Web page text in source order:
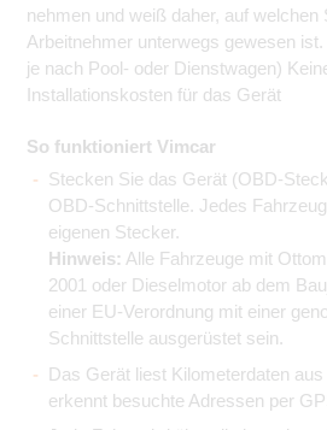
nehmen und weiß daher, auf welchen
Arbeitnehmer unterwegs gewesen
je nach Pool- oder Dienstwagen)
Installationskosten für das Gerät
So funktioniert Vimcar
Stecken Sie das Gerät (OBD-
OBD-Schnittstelle. Jedes
eigenen Stecker.
Hinweis: Alle Fahrzeuge mit
2001 oder Dieselmotor ab dem
einer EU-Verordnung mit einer
Schnittstelle ausgerüstet sein.
Das Gerät liest Kilometerdaten
erkennt besuchte Adressen per